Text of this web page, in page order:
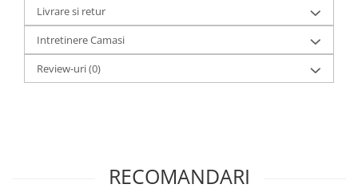
Livrare si retur
Intretinere Camasi
Review-uri(0)
RECOMANDARI